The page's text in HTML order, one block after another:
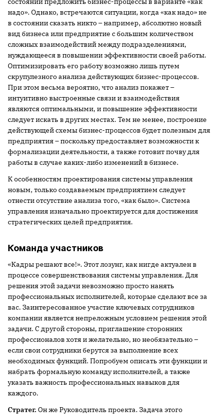
надо». Однако, встречаются ситуации, когда «как надо» не
в состоянии сказать никто – например, абсолютно новый
вид бизнеса или предприятие с большим количеством
сложных взаимодействий между подразделениями,
нуждающееся в повышении эффективности своей работы.
Оптимизировать его работу возможно лишь путем
скрупулезного анализа действующих бизнес-процессов.
При этом весьма вероятно, что анализ покажет –
интуитивно выстроенные связи и взаимодействия
являются оптимальными, и повышение эффективности
следует искать в других местах. Тем не менее, построение
действующей схемы бизнес-процессов будет полезным для
предприятия – поскольку предоставляет возможности к
формализации деятельности, а также готовит почву для
работы в случае каких-либо изменений в бизнесе.
К особенностям проектирования системы управления
новым, только создаваемым предприятием следует
отнести отсутствие анализа того, «как было». Система
управления изначально проектируется для достижения
стратегических целей предприятия.
Команда участников
«Кадры решают все!». Этот лозунг, как нигде актуален в
процессе совершенствования системы управления. Для
решения этой задачи невозможно просто нанять
профессиональных исполнителей, которые сделают все за
вас. Заинтересованное участие ключевых сотрудников
компании является непреложным условием решения этой
задачи. С другой стороны, приглашение сторонних
профессионалов хотя и желательно, но необязательно –
если свои сотрудники берутся за выполнение всех
необходимых функций. Попробуем описать эти функции и
набрать формальную команду исполнителей, а также
указать важность профессиональных навыков для
каждого.
Стратег. Он же Руководитель проекта. Задача этого